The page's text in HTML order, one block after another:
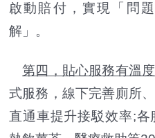
啟動賠付，實現「問
解」。
第四，貼心服務有溫
式服務，線下完善廁所
直通車提升接駁效率;各